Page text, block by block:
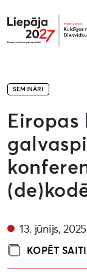
Liepāja2027
SEMINĀRI
13. jūnijs, 2025
KOPĒT SAITI